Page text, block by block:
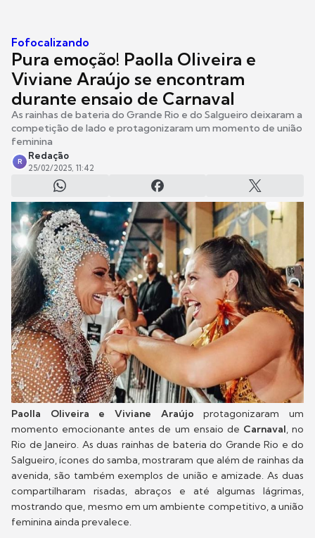
Fofocalizando
Pura emoção! Paolla Oliveira e
Viviane Araújo se encontram
durante ensaio de Carnaval
As rainhas de bateria do Grande Rio e do Salgueiro deixaram a
competição de lado e protagonizaram um momento de união
feminina
R
Redação
25/02/2025, 11:42
Paolla Oliveira e Viviane Araújo protagonizaram um
momento emocionante antes de um ensaio de Carnaval, no
Rio de Janeiro. As duas rainhas de bateria do Grande Rio e do
Salgueiro, ícones do samba, mostraram que além de rainhas da
avenida, são também exemplos de união e amizade. As duas
compartilharam risadas, abraços e até algumas lágrimas,
mostrando que, mesmo em um ambiente competitivo, a união
feminina ainda prevalece.